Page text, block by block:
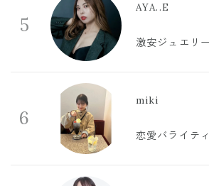
5
AYA..E
激安ジュエリ
6
miki
恋愛バライテ